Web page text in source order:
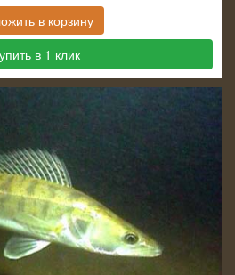
в корзину
в 1 клик